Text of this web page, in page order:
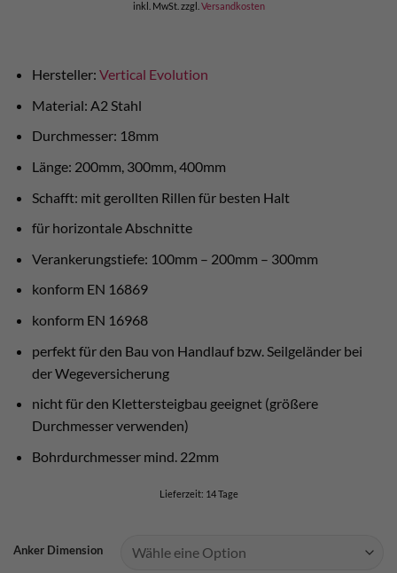
inkl. MwSt. zzgl. Versandkosten
Hersteller: Vertical Evolution
Material: A2 Stahl
Durchmesser: 18mm
Länge: 200mm, 300mm, 400mm
Schafft: mit gerollten Rillen für besten Halt
für horizontale Abschnitte
Verankerungstiefe: 100mm – 200mm – 300mm
konform EN 16869
konform EN 16968
perfekt für den Bau von Handlauf bzw. Seilgeländer bei
der Wegeversicherung
nicht für den Klettersteigbau geeignet (größere
Durchmesser verwenden)
Bohrdurchmesser mind. 22mm
Lieferzeit: 14 Tage
Anker Dimension